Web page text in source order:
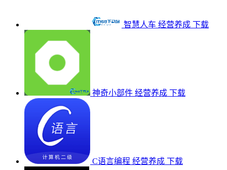
智慧人车 经营养成 下载
神奇小部件 经营养成 下载
C语言编程 经营养成 下载